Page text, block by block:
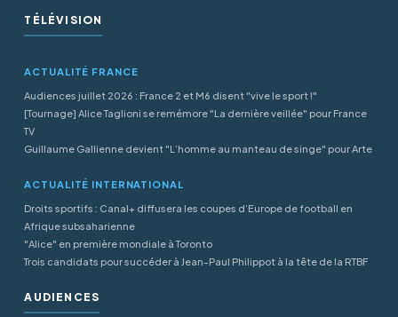
TÉLÉVISION
ACTUALITÉ FRANCE
Audiences juillet 2026 : France 2 et M6 disent "vive le sport !"
[Tournage] Alice Taglioni se remémore "La dernière veillée" pour France
TV
Guillaume Gallienne devient "L’homme au manteau de singe" pour Arte
ACTUALITÉ INTERNATIONAL
Droits sportifs : Canal+ diffusera les coupes d’Europe de football en
Afrique subsaharienne
"Alice" en première mondiale à Toronto
Trois candidats pour succéder à Jean-Paul Philippot à la tête de la RTBF
AUDIENCES